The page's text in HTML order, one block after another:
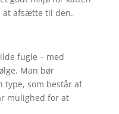
at afsætte til den.
fugle – med
Man bør
som består af
mulighed for at